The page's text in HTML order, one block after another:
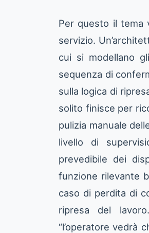
Per questo il tema
servizio.
cui si modellano
sequenza di
sulla logica di
solito finisce per
pulizia manuale
livello di
prevedibile dei
funzione rilevante
caso di perdita di
ripresa del
“l’operatore vedrà